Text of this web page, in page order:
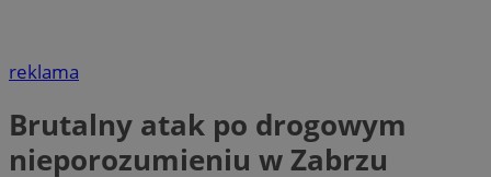
reklama
Brutalny atak po drogowym
nieporozumieniu w Zabrzu